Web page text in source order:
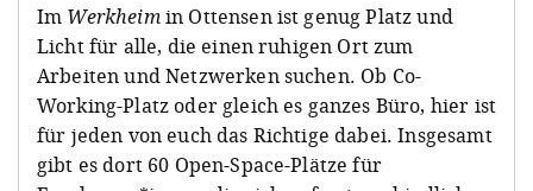
Im Werkheimin Ottensen ist genug Platz und
Licht für alle, die einen ruhigen Ort zum
Arbeiten und Netzwerken suchen. Ob Co-
Working-Platz oder gleich es ganzes Büro, hier ist
für jeden von euch das Richtige dabei. Insgesamt
gibt es dort 60 Open-Space-Plätze für